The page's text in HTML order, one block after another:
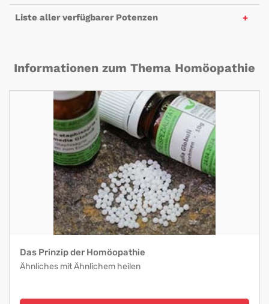
Liste aller verfügbarer Potenzen
Informationen zum Thema Homöopathie
Das Prinzip der Homöopathie
Ähnliches mit Ähnlichem heilen